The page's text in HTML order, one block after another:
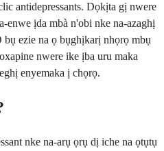
antidepressants. Dọkịta gị nwere
enwe ịda mbà n'obi nke na-azaghị
ezie na ọ bụghịkarị nhọrọ mbụ
nwere ike ịba uru maka
enyemaka ị chọrọ.
nke na-arụ ọrụ dị iche na ọtụtụ